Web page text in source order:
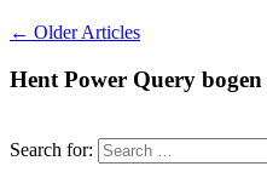
← Older Articles
Hent Power Query
Search for: